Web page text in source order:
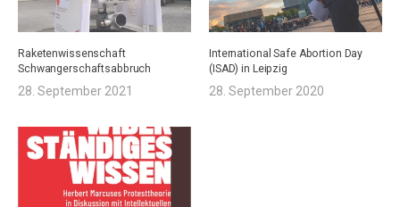
Raketenwissenschaft
Schwangerschaftsabbruch
28. September 2021
International Safe Abortion Day
(ISAD) in Leipzig
28. September 2020